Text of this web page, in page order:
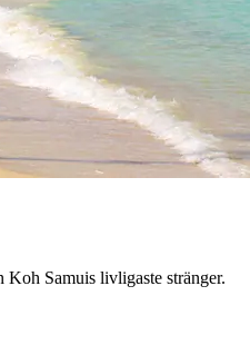
Samuis livligaste stränger.